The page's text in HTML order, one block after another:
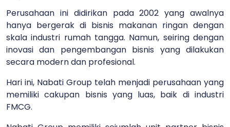
Perusahaan ini didirikan pada 2002 yang awalnya
hanya bergerak di bisnis makanan ringan dengan
skala industri rumah tangga. Namun, seiring dengan
inovasi dan pengembangan bisnis yang dilakukan
secara modern dan profesional.
Hari ini, Nabati Group telah menjadi perusahaan yang
memiliki cakupan bisnis yang luas, baik di industri
FMCG.